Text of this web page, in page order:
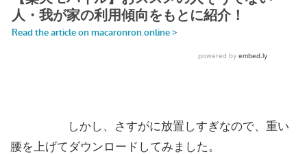
しかし、さすがに放置しすぎなので、重い
腰を上げてダウンロードしてみました。